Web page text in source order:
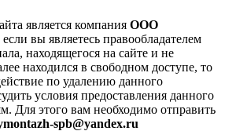
является компания ООО
если вы являетесь правообладателем
находящегося на сайте и не
находился в свободном доступе, то
по удалению данного
условия предоставления данного
Для этого вам необходимо отправить
spb@yandex.ru